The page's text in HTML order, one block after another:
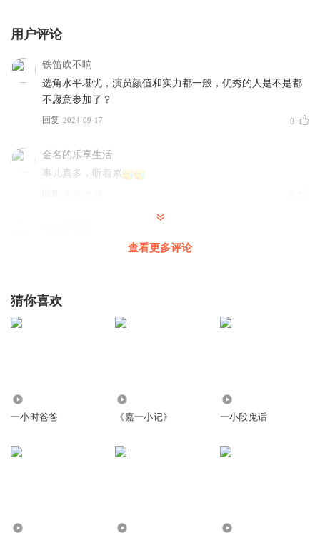
质？
用户评论
铁笛吹不响
选角水平堪忧，演员颜值和实力都一般，优秀的人是不是都
不愿意参加了？
回复 2024-09-17 0
金名的乐享生活
事儿真多，听着累
讨论内容还行，不过被说成是坨大便
查看更多评论
猜你喜欢
一小时爸爸 《嘉一小记》 一小段鬼话